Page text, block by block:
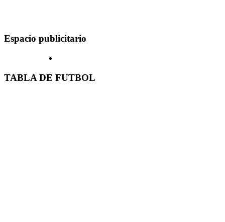
Espacio publicitario
TABLA DE FUTBOL